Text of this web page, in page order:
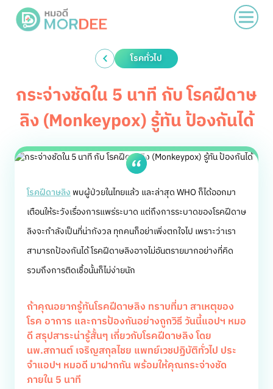
โรคทั่วไป
กระจ่างชัดใน 5 นาที กับ โรคฝีดาษ
ลิง (Monkeypox) รู้ทัน ป้องกันได้
โรคฝีดาษลิงพบผู้ป่วยในไทยแล้ว และล่าสุด WHO ก็ได้ออกมา
เตือนให้ระวังเรื่องการแพร่ระบาด แต่ถึงการระบาดของโรคฝีดาษ
ลิงจะกำลังเป็นที่น่ากังวล ทุกคนก็อย่าเพิ่งตกใจไป เพราะว่าเรา
สามารถป้องกันได้ โรคฝีดาษลิงอาจไม่อันตรายมากอย่างที่คิด
รวมถึงการติดเชื้อนั้นก็ไม่ง่ายนัก
ถ้าคุณอยากรู้ทันโรคฝีดาษลิง ทราบที่มา สาเหตุของ
โรค อาการ และการป้องกันอย่างถูกวิธี วันนี้แอปฯ หมอ
ดี สรุปสาระน่ารู้สั้นๆ เกี่ยวกับโรคฝีดาษลิง โดย
นพ.สกานต์ เจริญสกุลไชย แพทย์เวชปฏิบัติ​ทั่วไป ประ
จำแอปฯ หมอดี มาฝากกัน พร้อมให้คุณกระจ่างชัด
ภายใน 5 นาที